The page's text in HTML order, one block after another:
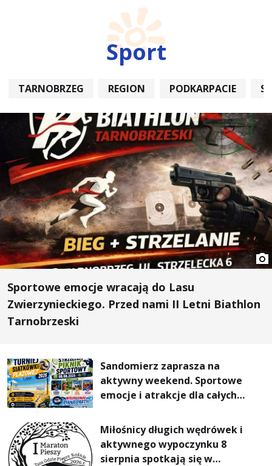
Sport
TARNOBRZEG REGION PODKARPACIE
Sportowe emocje wracają do Lasu
Zwierzynieckiego. Przed nami II Letni Biathlon
Tarnobrzeski
Sandomierz zaprasza na
aktywny weekend. Sportowe
emocje i atrakcje dla całych
Miłośnicy długich wędrówek i
aktywnego wypoczynku 8
sierpnia spotkają się w